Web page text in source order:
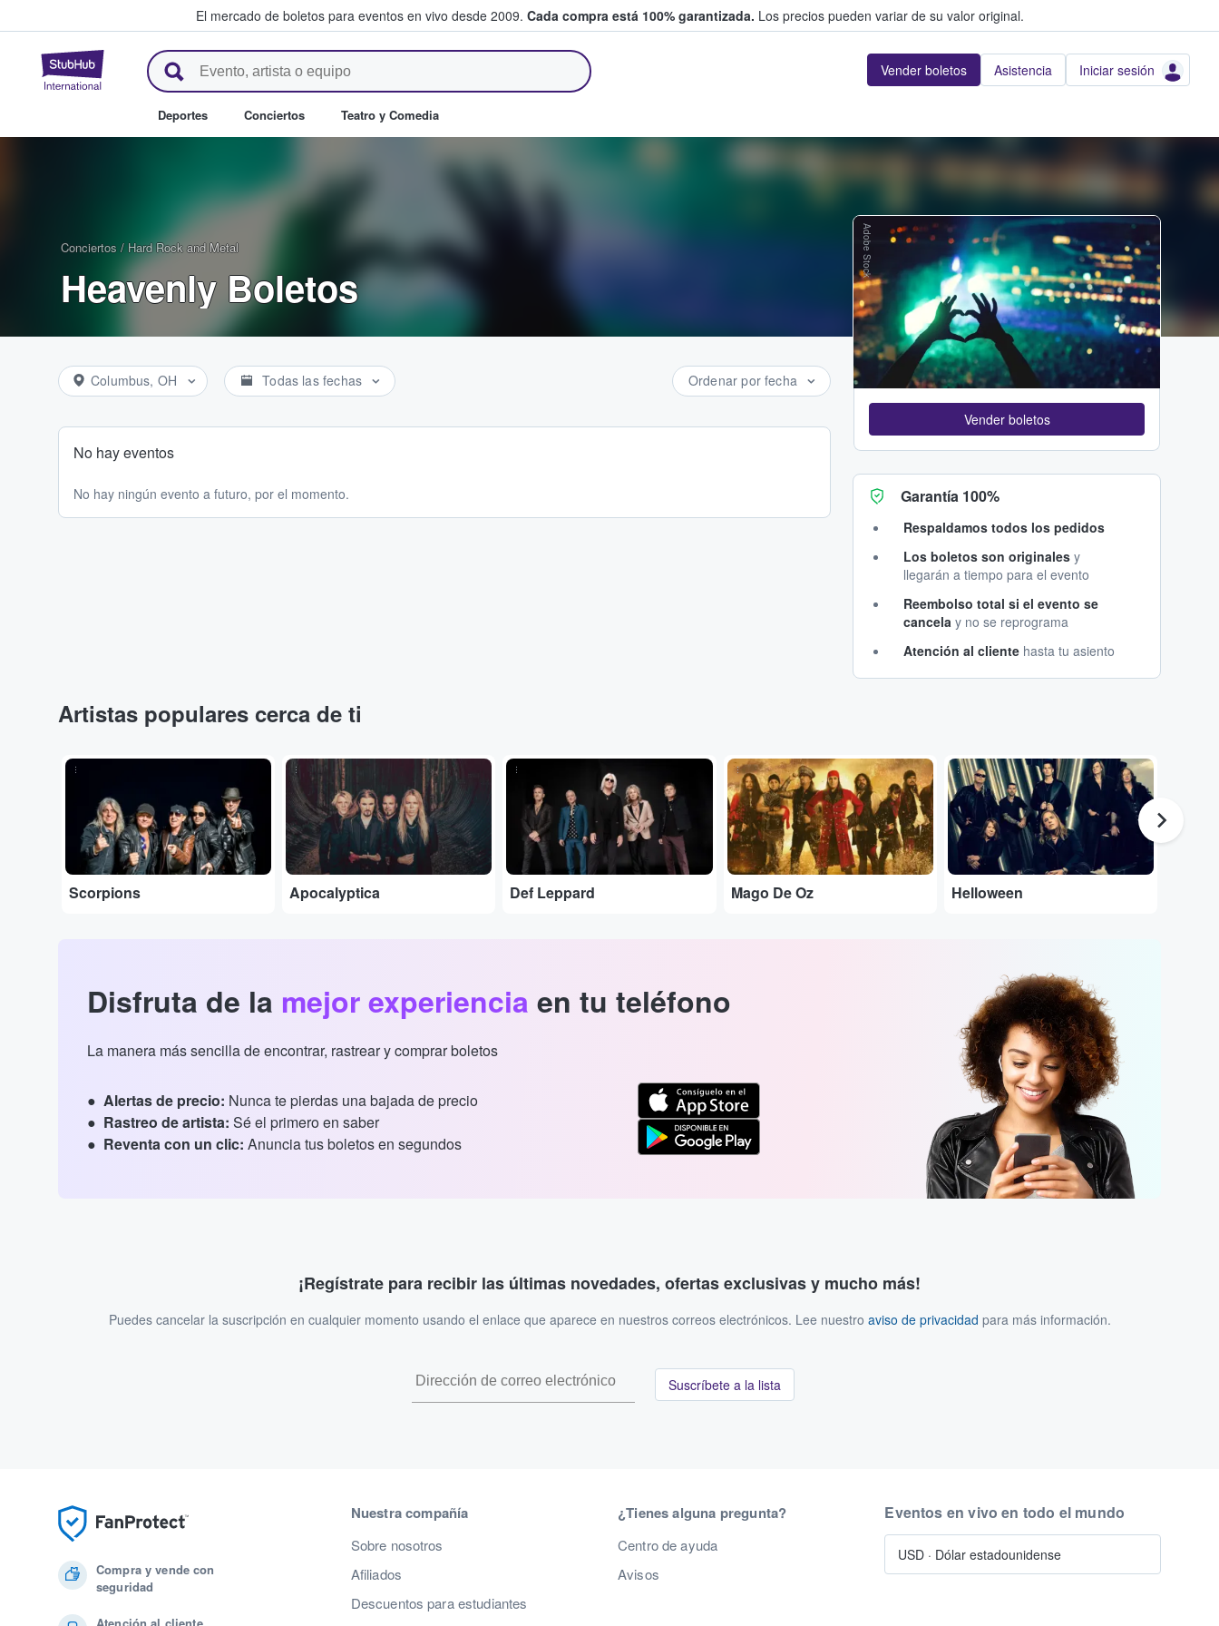
El mercado de boletos para eventos en vivo desde 2009. Cada compra está 100% garantizada. Los precios pueden variar de su valor original.
StubHub: donde los fans compran y venden boletos Vender boletos Asistencia Iniciar sesión
Deportes Conciertos Teatro y Comedia
Conciertos / Hard Rock and Metal
Heavenly Boletos
Columbus, OH Todas las fechas Ordenar por fecha
No hay eventos
No hay ningún evento a futuro, por el momento.
Adobe Stock
Vender boletos
Garantía 100%
Respaldamos todos los pedidos
Los boletos son originales y
llegarán a tiempo para el evento
Reembolso total si el evento se
cancela y no se reprograma
Atención al cliente hasta tu asiento
Artistas populares cerca de ti
...
Scorpions
...
Apocalyptica
...
Def Leppard
...
Mago De Oz
...
Helloween
Disfruta de la mejor experiencia en tu teléfono
La manera más sencilla de encontrar, rastrear y comprar boletos
Alertas de precio: Nunca te pierdas una bajada de precio
Rastreo de artista: Sé el primero en saber
Reventa con un clic: Anuncia tus boletos en segundos
¡Regístrate para recibir las últimas novedades, ofertas exclusivas y mucho más!
Puedes cancelar la suscripción en cualquier momento usando el enlace que aparece en nuestros correos electrónicos. Lee nuestro aviso de privacidad para más información.
Suscríbete a la lista
Compra y vende con
seguridad
Atención al cliente
Nuestra compañía
Sobre nosotros
Afiliados
Descuentos para estudiantes
¿Tienes alguna pregunta?
Centro de ayuda
Avisos
Eventos en vivo en todo el mundo
USD · Dólar estadounidense